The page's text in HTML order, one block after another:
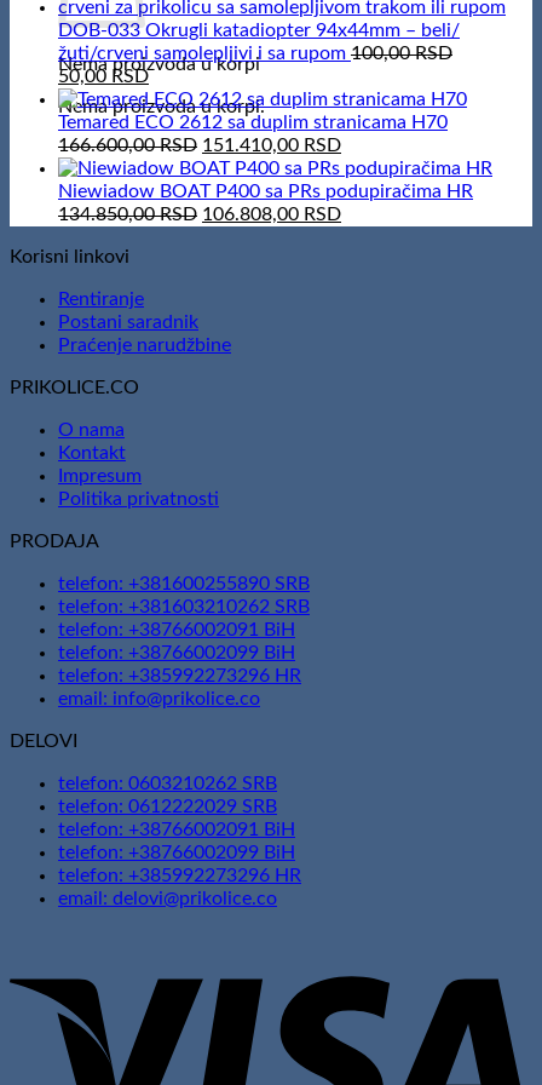
Nema proizvoda u korpi
Nema proizvoda u korpi.
was:
100.000,00 RSD.
is:
82.000,00 RSD.
DOB-033 Okrugli katadiopter 94x44mm – beli/
žuti/crveni samolepljivi i sa rupom 100,00RSD
Original
price
was:
100,00 RSD.
50,00 RSDCurrent
price
is:
50,00 RSD.
Temared ECO 2612 sa duplim stranicama H70
166.600,00RSD Original
price
was:
166.600,00 RSD.
151.410,00 RSDCurrent
price
is:
151.410,00 RSD.
Niewiadow BOAT P400 sa PRs podupiračima HR
134.850,00RSD Original
106.808,00 RSDCurrent
Korisni linkovi
Rentiranje
Postani saradnik
Praćenje narudžbine
PRIKOLICE.CO
O nama
Kontakt
Impresum
Politika privatnosti
PRODAJA
telefon: +381600255890 SRB
telefon: +381603210262 SRB
telefon: +38766002091 BiH
telefon: +38766002099 BiH
telefon: +385992273296 HR
email: info@prikolice.co
DELOVI
telefon: 0603210262 SRB
telefon: 0612222029 SRB
telefon: +38766002091 BiH
telefon: +38766002099 BiH
telefon: +385992273296 HR
email: delovi@prikolice.co